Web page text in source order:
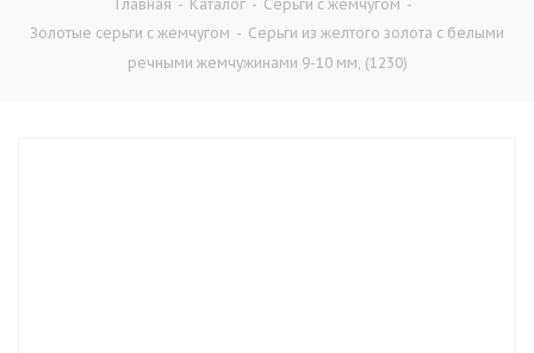
Главная - Каталог - Серьги с жемчугом -
Золотые серьги с жемчугом - Серьги из желтого золота с белыми
речными жемчужинами 9-10 мм, (1230)